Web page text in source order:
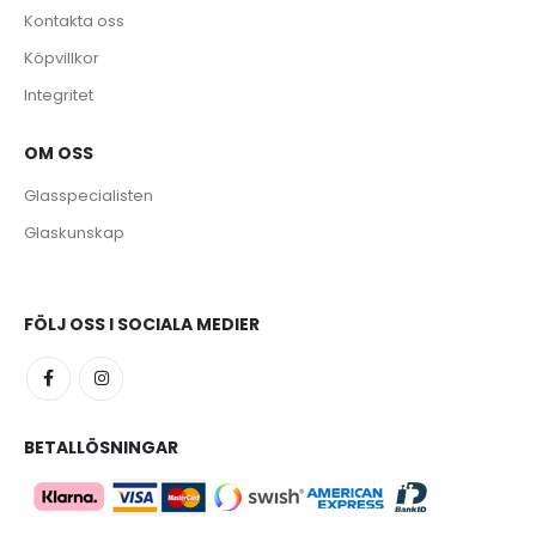
Kontakta oss
Köpvillkor
Integritet
OM OSS
Glasspecialisten
Glaskunskap
FÖLJ OSS I SOCIALA MEDIER
BETALLÖSNINGAR